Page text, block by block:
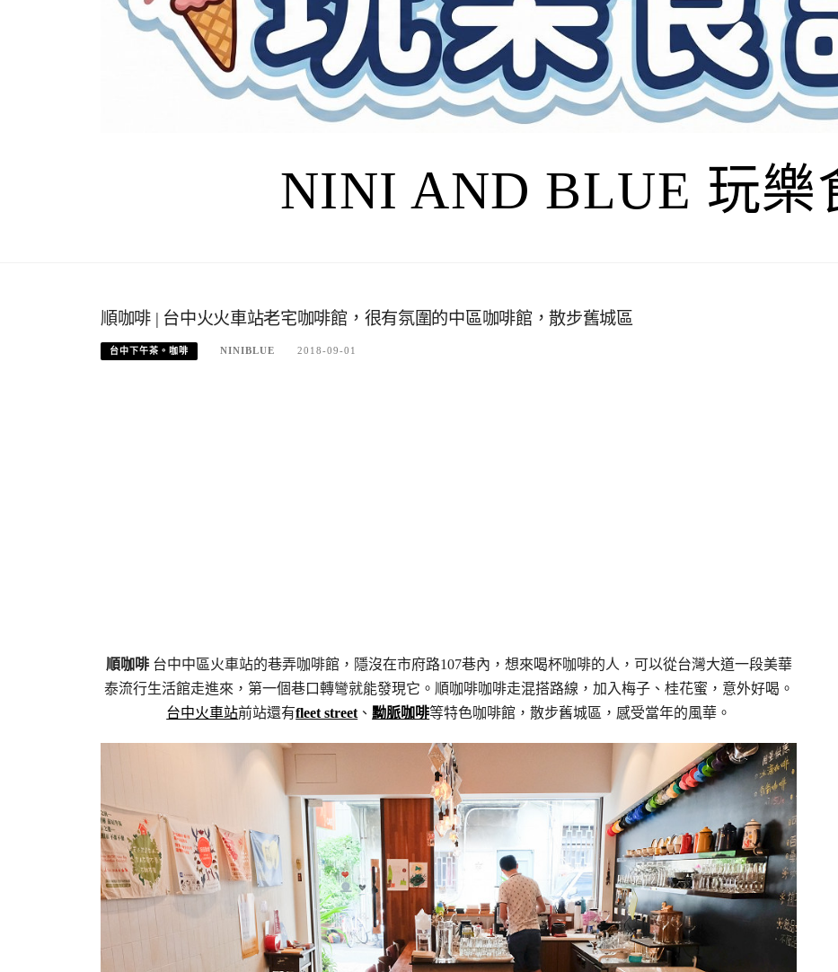
NINI AND BLUE 玩樂
順咖啡 | 台中火火車站老宅咖啡館，很有氛圍的中區咖啡館，散步舊城區
台中下午茶。咖啡 NINIBLUE 2018-09-01
順咖啡台中中區火車站的巷弄咖啡館，隱沒在市府路107巷內，想來喝杯咖啡的人，可以從台灣大道一段美華
泰流行生活館走進來，第一個巷口轉彎就能發現它。順咖啡咖啡走混搭路線，加入梅子、桂花蜜，意外好喝。
台中火車站前站還有fleet street 、黝脈咖啡等特色咖啡館，散步舊城區，感受當年的風華。